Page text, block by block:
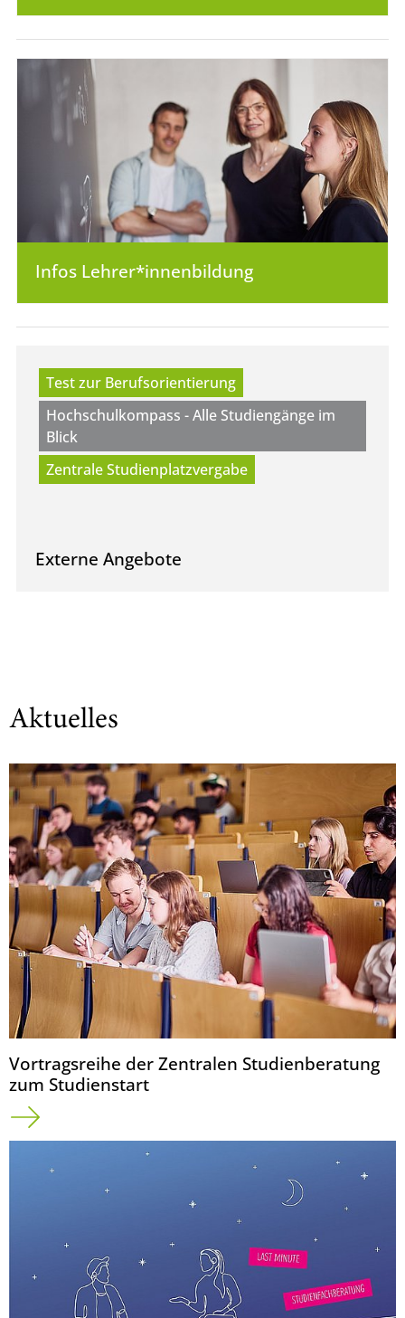
Infos Lehrer*innen­bildung
Test zur Berufsorientierung
Hochschulkompass - Alle Studiengänge im
Blick
Zentrale Studienplatzvergabe
Externe Angebote
Aktuelles
Vortragsreihe der Zentralen Studienberatung
zum Studienstart